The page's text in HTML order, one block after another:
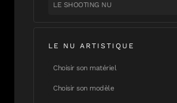
LE SHOOTING NU
LE NU ARTISTIQUE
Choisir son matériel
Choisir son modèle